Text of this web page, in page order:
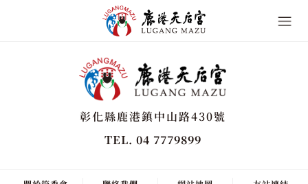
彰化縣鹿港鎮中山路430號
TEL. 04 7779899